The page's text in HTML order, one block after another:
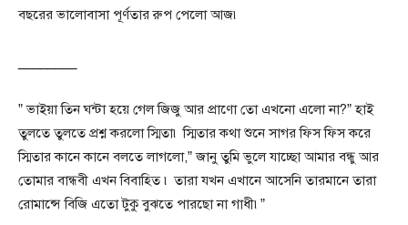
বছরের ভালোবাসা পূর্ণতার রুপ পেলো আজ৷
” ভাইয়া তিন ঘন্টা হয়ে গেল জিজু আর প্রাণো তো এখনো এলো না?” হাই
তুলতে তুলতে প্রশ্ন করলো স্মিতা৷ স্মিতার কথা শুনে সাগর ফিস ফিস করে
স্মিতার কানে কানে বলতে লাগলো,” জানু তুমি ভুলে যাচ্ছো আমার বন্ধু আর
তোমার বান্ধবী এখন বিবাহিত ৷ তারা যখন এখানে আসেনি তারমানে তারা
রোমান্সে বিজি এতো টুকু বুঝতে পারছো না গাধী৷”